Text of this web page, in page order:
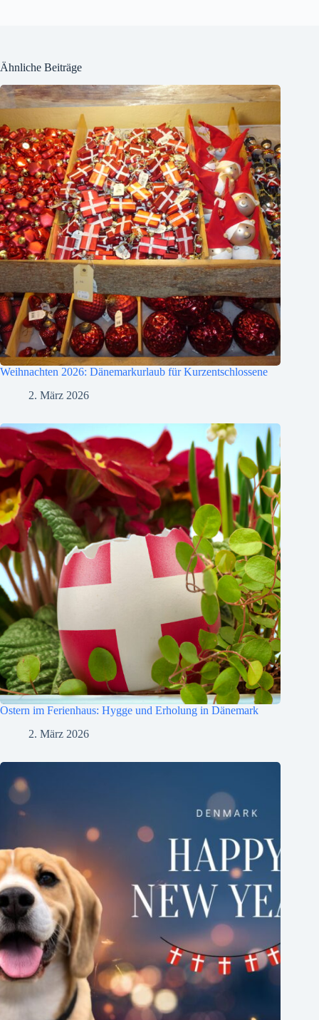
Ähnliche Beiträge
Weihnachten 2026: Dänemarkurlaub für Kurzentschlossene
2. März 2026
Ostern im Ferienhaus: Hygge und Erholung in Dänemark
2. März 2026